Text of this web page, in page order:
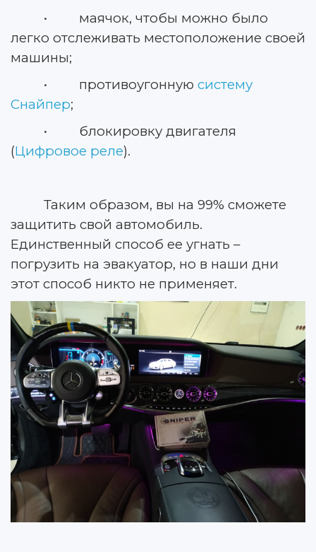
• маячок, чтобы можно было
легко отслеживать местоположение своей
машины;
• противоугоннуюсистему
Снайпер;
• блокировку двигателя
(Цифровое реле).
Таким образом, вы на 99% сможете
защитить свой автомобиль.
Единственный способ ее угнать –
погрузить на эвакуатор, но в наши дни
этот способ никто не применяет.